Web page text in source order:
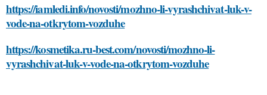
https://iamledi.info/novosti/mozhno-li-vyrashchivat-luk-v-
vode-na-otkrytom-vozduhe
https://kosmetika.ru-best.com/novosti/mozhno-li-
vyrashchivat-luk-v-vode-na-otkrytom-vozduhe